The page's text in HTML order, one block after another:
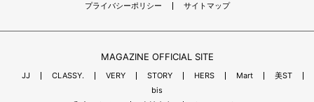
プライバシーポリシー
サイトマップ
MAGAZINE OFFICIAL SITE
JJ CLASSY. VERY STORY HERS Mart
美ST
bis